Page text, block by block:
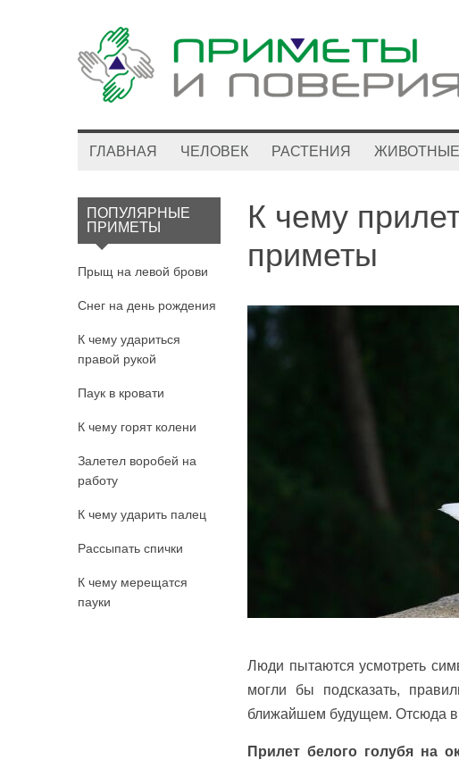
ГЛАВНАЯ ЧЕЛОВЕК РАСТЕНИЯ ЖИВОТНЫЕ
ПОПУЛЯРНЫЕ
ПРИМЕТЫ
Прыщ на левой брови
Снег на день рождения
К чему удариться
правой рукой
Паук в кровати
К чему горят колени
Залетел воробей на
работу
К чему ударить палец
Рассыпать спички
К чему мерещатся
пауки
К чему
приметы
Люди пытаются усмотреть
могли бы подсказать,
ближайшем будущем. Отсюда
Прилет белого голубя на